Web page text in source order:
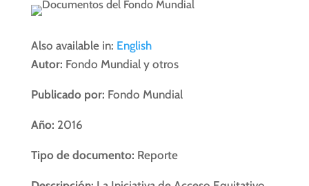
Also available in: English
Autor: Fondo Mundial y otros
Publicado por: Fondo Mundial
Año: 2016
Tipo de documento: Reporte